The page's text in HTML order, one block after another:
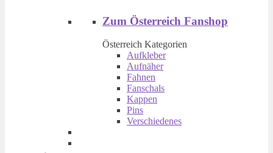
Zum Österreich Fanshop
Österreich Kategorien
Aufkleber
Aufnäher
Fahnen
Fanschals
Kappen
Pins
Verschiedenes